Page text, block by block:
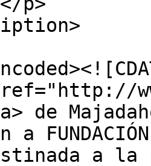
a> de
FUNDACIÓN
a la